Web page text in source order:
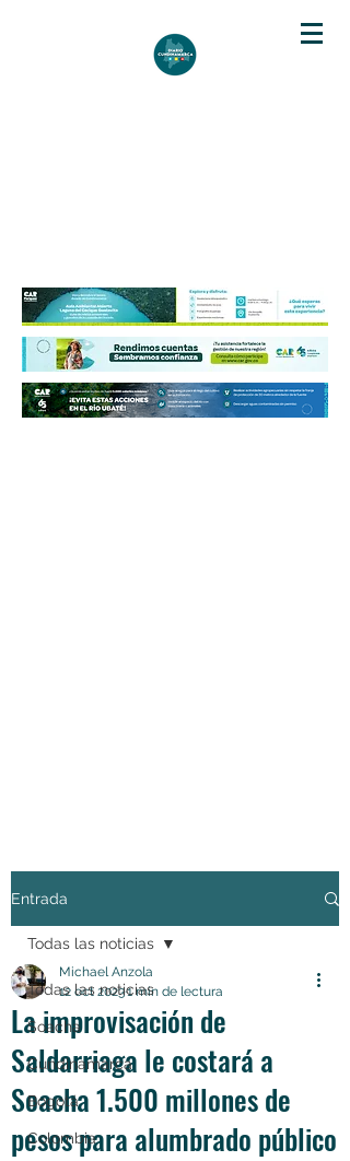
Entrada
Todas las noticias
Soacha
Cundinamarca
Bogotá
Colombia
Todas las noticias
La improvisación de
Saldarriaga le costará a
Soacha 1.500 millones de
pesos para alumbrado público
Michael Anzola
12 oct 20231 min de lectura